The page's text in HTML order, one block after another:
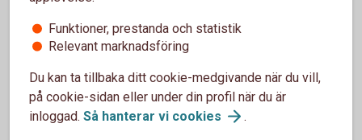
Warranter
Med warranter tar du del av aktiers värdeförändring utan att
Warranter
Funktioner, prestanda och statistik
Relevant marknadsföring
Du kan ta tillbaka ditt cookie-medgivande när du vill,
på cookie-sidan eller under din profil när du är
inloggad. Så hanterar vi cookies .